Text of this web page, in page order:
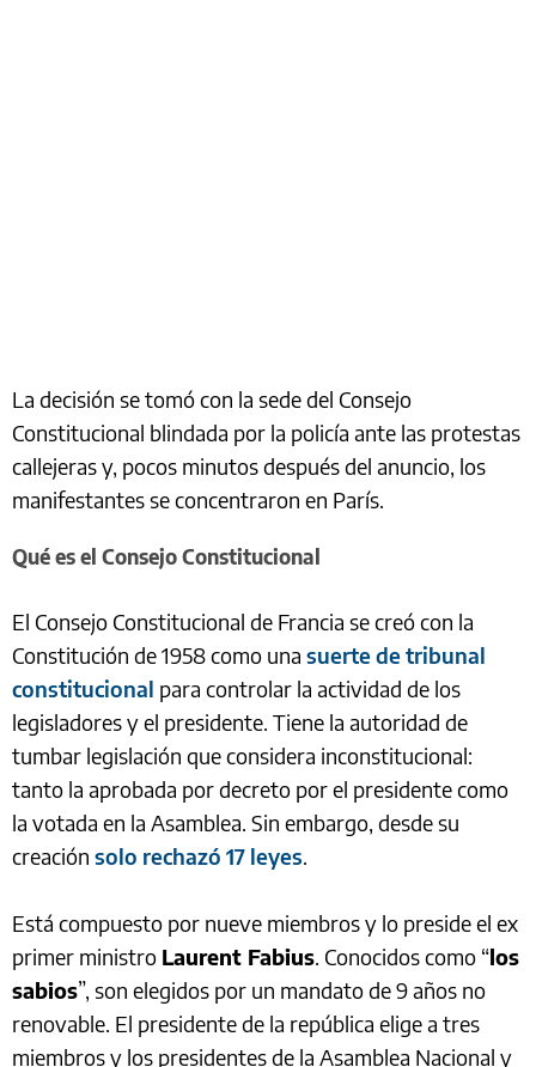
La decisión se tomó con la sede del Consejo
Constitucional blindada por la policía ante las protestas
callejeras y, pocos minutos después del anuncio, los
manifestantes se concentraron en París.
Qué es el Consejo Constitucional
El Consejo Constitucional de Francia se creó con la
Constitución de 1958 como una suerte de tribunal
constitucional para controlar la actividad de los
legisladores y el presidente. Tiene la autoridad de
tumbar legislación que considera inconstitucional:
tanto la aprobada por decreto por el presidente como
la votada en la Asamblea. Sin embargo, desde su
creación solo rechazó 17 leyes.
Está compuesto por nueve miembros y lo preside el ex
primer ministro Laurent Fabius. Conocidos como “los
sabios”, son elegidos por un mandato de 9 años no
renovable. El presidente de la república elige a tres
miembros y los presidentes de la Asamblea Nacional y